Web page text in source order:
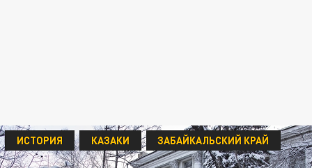
ИСТОРИЯ КАЗАКИ ЗАБАЙКАЛЬСКИЙ КРАЙ